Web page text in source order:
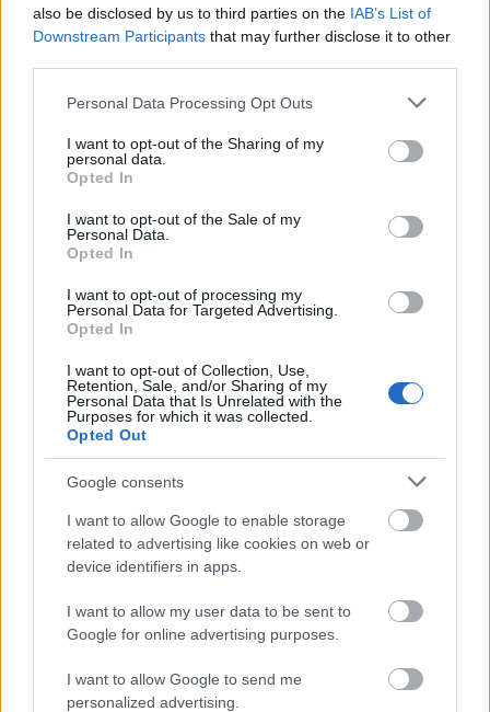
also be disclosed by us to third parties on the IAB’s List of
Downstream Participants that may further disclose it to other
Please note that this website/app uses one or more Google
not limited to your visit or usage behaviour. You may click to
grant or deny consent to Google and its third-party tags to
use your data for below specified purposes in below Google
consent section.
Personal Data Processing Opt Outs
I want to opt-out of the Sharing of my
personal data.
Opted In
I want to opt-out of the Sale of my
Personal Data.
Opted In
I want to opt-out of processing my
Personal Data for Targeted Advertising.
Opted In
I want to opt-out of Collection, Use,
Retention, Sale, and/or Sharing of my
Personal Data that Is Unrelated with the
Purposes for which it was collected.
Opted Out
Google consents
I want to allow Google to enable storage
related to advertising like cookies on web or
device identifiers in apps.
I want to allow my user data to be sent to
Google for online advertising purposes.
I want to allow Google to send me
personalized advertising.
A további részekben, többek között Amosz
AZ EMBERSÉG ÜNNEPE
SZÍNHÁZRÓL